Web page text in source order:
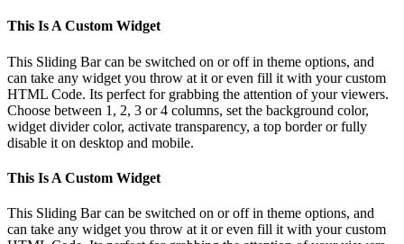
This Is A Custom Widget
This Sliding Bar can be switched on or off in theme options, and
can take any widget you throw at it or even fill it with your custom
HTML Code. Its perfect for grabbing the attention of your viewers.
Choose between 1, 2, 3 or 4 columns, set the background color,
widget divider color, activate transparency, a top border or fully
disable it on desktop and mobile.
This Is A Custom Widget
This Sliding Bar can be switched on or off in theme options, and
can take any widget you throw at it or even fill it with your custom